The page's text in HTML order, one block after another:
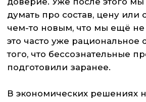
ОСТАВИТЬ ЗАЯВКУ
ЗАПИСАТЬСЯ
Общество с ограниченной